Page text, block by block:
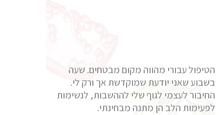
הטיפול עבורי מהווה מקום מבטחים. שעה
בשבוע שאני יודעת שמוקדשת אך ורק לי.
החיבור לעצמי לגוף שלי לההשבות, לנשימות
לפעימות הלב הן מתנה מבחינתי.